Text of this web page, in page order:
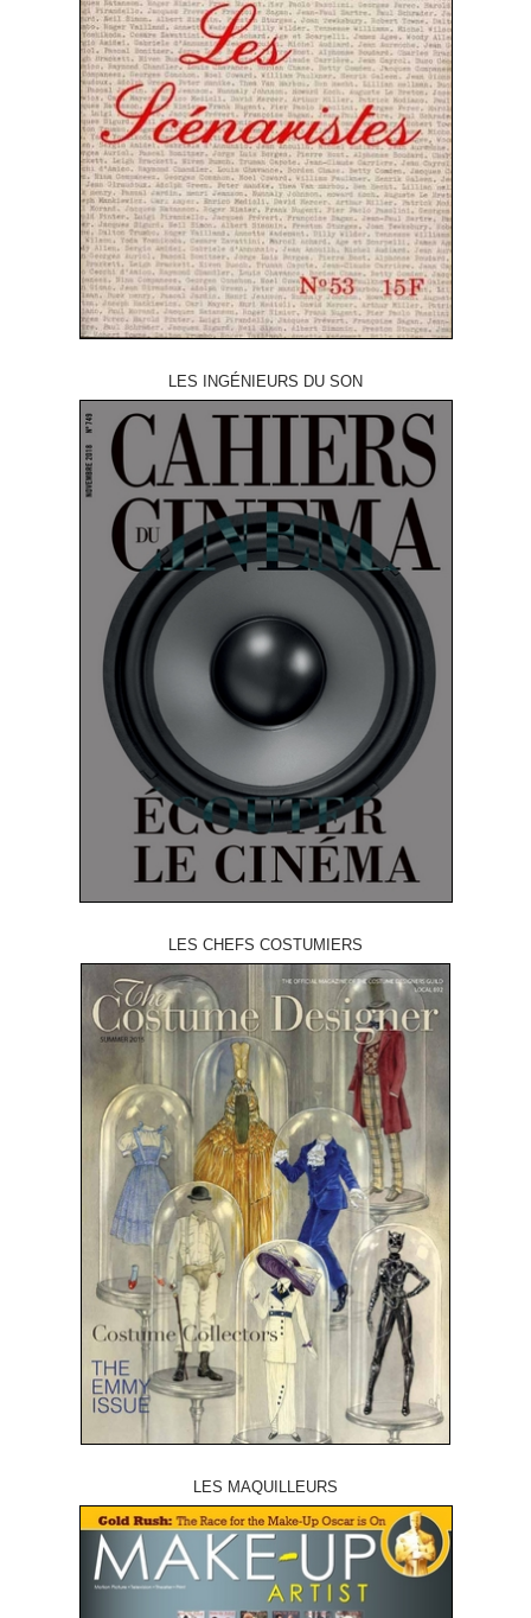
LES INGÉNIEURS DU SON
LES CHEFS COSTUMIERS
LES MAQUILLEURS